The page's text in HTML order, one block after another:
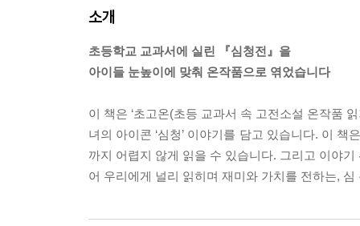
소개
초등학교 교과서에 실린 『심청전』을
아이들 눈높이에 맞춰 온작품으로 엮었습니다
이 책은 ‘초고온(초등 교과서 속 고전소설 온작품
녀의 아이콘 ‘심청’ 이야기를 담고 있습니다. 이
까지 어렵지 않게 읽을 수 있습니다. 그리고 이야
어 우리에게 널리 읽히며 재미와 가치를 전하는,